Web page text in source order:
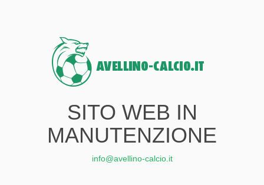
SITO WEB IN
MANUTENZIONE
info@avellino-calcio.it